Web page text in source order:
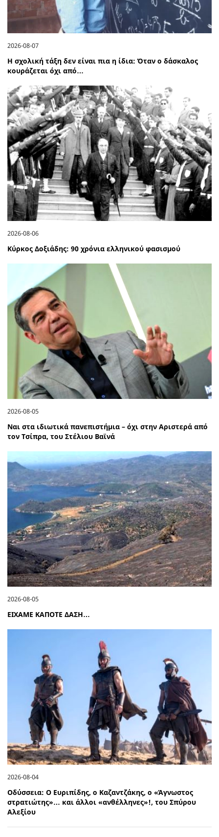
2026-08-07
Η σχολική τάξη δεν είναι πια η ίδια: Όταν ο δάσκαλος
κουράζεται όχι από…
2026-08-06
Κύρκος Δοξιάδης: 90 χρόνια ελληνικού φασισμού
2026-08-05
Ναι στα ιδιωτικά πανεπιστήμια – όχι στην Αριστερά από
τον Τσίπρα, του Στέλιου Βαϊνά
2026-08-05
ΕΙΧΑΜΕ ΚΑΠΟΤΕ ΔΑΣΗ…
2026-08-04
Οδύσσεια: Ο Ευριπίδης, ο Καζαντζάκης, ο «Άγνωστος
στρατιώτης»… και άλλοι «ανθέλληνες»!, του Σπύρου
Αλεξίου